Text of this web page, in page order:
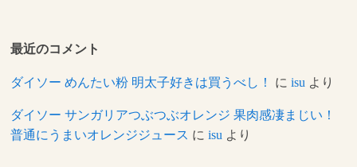
最近のコメント
ダイソー めんたい粉 明太子好きは買うべし！ にisu より
ダイソー サンガリアつぶつぶオレンジ 果肉感凄まじい！
普通にうまいオレンジジュース にisu より